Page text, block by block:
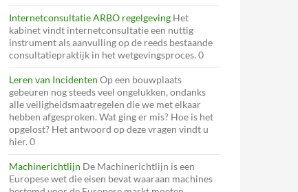
Internetconsultatie ARBO regelgeving Het
kabinet vindt internetconsultatie een nuttig
instrument als aanvulling op de reeds bestaande
consultatiepraktijk in het wetgevingsproces. 0
Leren van Incidenten Op een bouwplaats
gebeuren nog steeds veel ongelukken, ondanks
alle veiligheidsmaatregelen die we met elkaar
hebben afgesproken. Wat ging er mis? Hoe is het
opgelost? Het antwoord op deze vragen vindt u
hier. 0
Machinerichtlijn De Machinerichtlijn is een
Europese wet die eisen bevat waaraan machines